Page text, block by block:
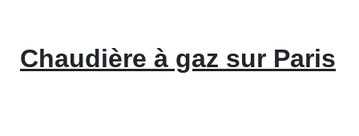
Chaudière à gaz sur Paris